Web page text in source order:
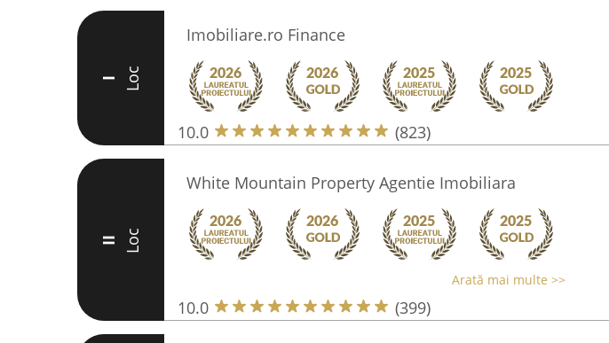
I Loc
Imobiliare.ro Finance
10.0 (823)
II Loc
White Mountain Property Agentie Imobiliara
Arată mai multe >>
10.0 (399)